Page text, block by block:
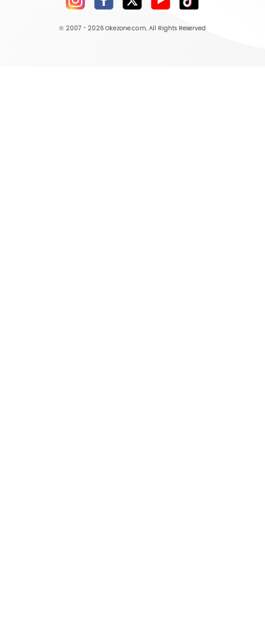
© 2007 - 2026 Okezone.com, All Rights Reserved